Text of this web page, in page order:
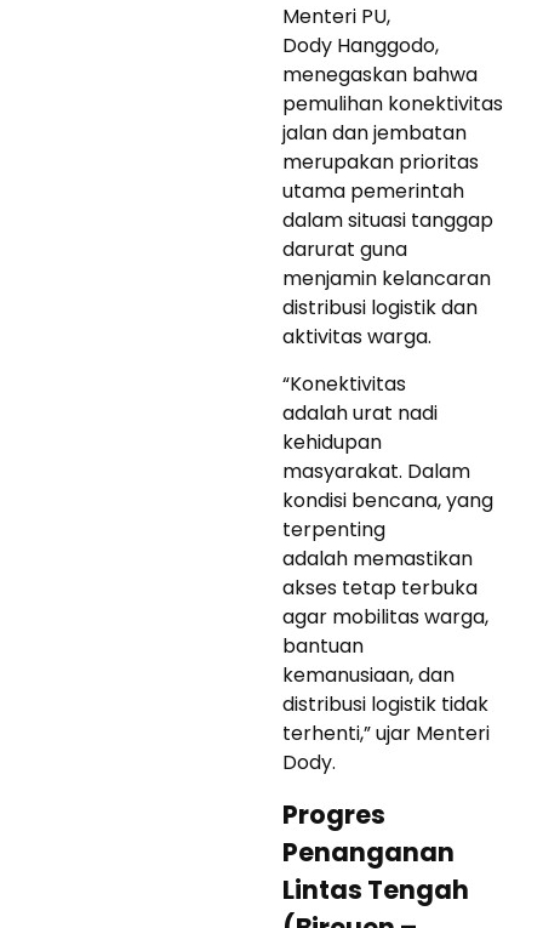
Menteri PU,
Dody Hanggodo,
menegaskan bahwa
pemulihan konektivitas
jalan dan jembatan
merupakan prioritas
utama pemerintah
dalam situasi tanggap
darurat guna
menjamin kelancaran
distribusi logistik dan
aktivitas warga.
“Konektivitas
adalah urat nadi
kehidupan
masyarakat. Dalam
kondisi bencana, yang
terpenting
adalah memastikan
akses tetap terbuka
agar mobilitas warga,
bantuan
kemanusiaan, dan
distribusi logistik tidak
terhenti,” ujar Menteri
Dody.
Progres
Penanganan
Lintas Tengah